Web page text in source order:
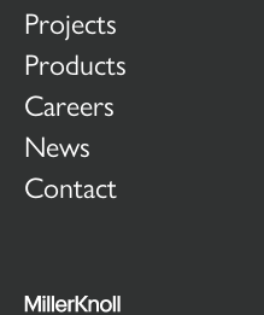
Projects
Products
Careers
News
Contact